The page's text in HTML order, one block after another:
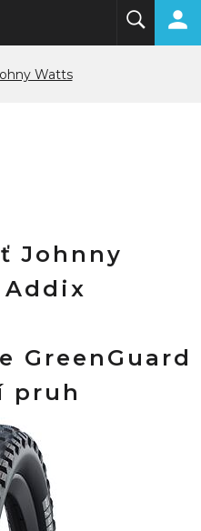
Watts
Johnny
Addix
GreenGuard
pruh